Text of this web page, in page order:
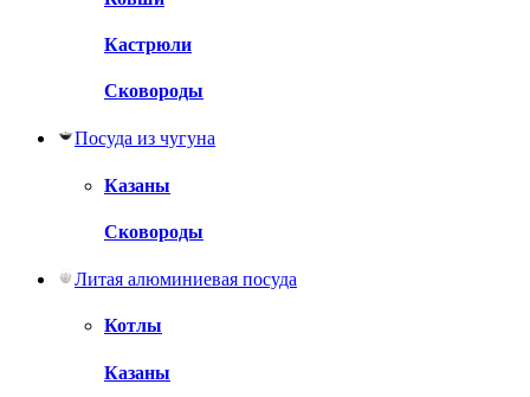
Кастрюли
Сковороды
Посуда из чугуна
Казаны
Сковороды
Литая алюминиевая посуда
Котлы
Казаны